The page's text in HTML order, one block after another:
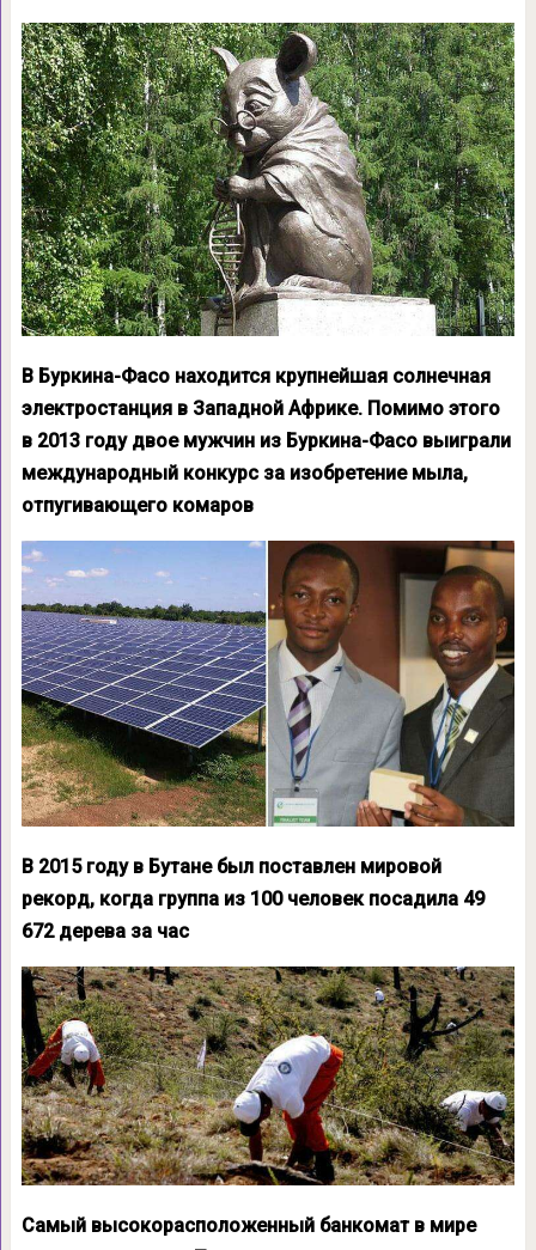
В Буркина-Фасо находится крупнейшая солнечная
электростанция в Западной Африке. Помимо этого
в 2013 году двое мужчин из Буркина-Фасо выиграли
международный конкурс за изобретение мыла,
отпугивающего комаров
В 2015 году в Бутане был поставлен мировой
рекорд, когда группа из 100 человек посадила 49
672 дерева за час
Самый высокорасположенный банкомат в мире